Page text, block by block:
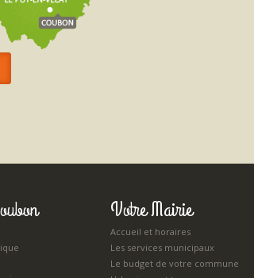
Votre Mairie
Accueil et horaires
Les services municipaux
Le budget de votre commune